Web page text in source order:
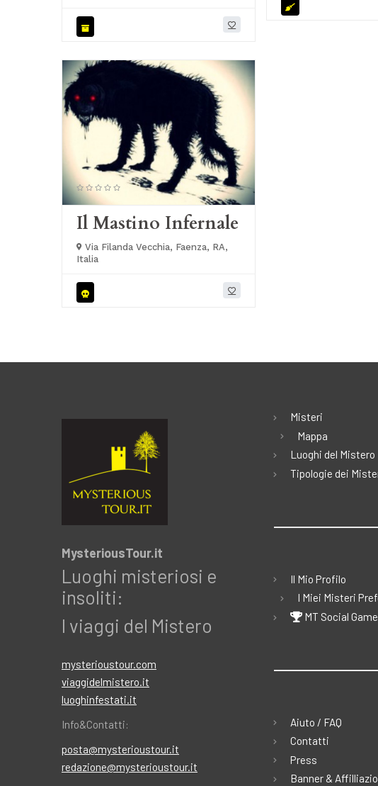
Il Mastino Infernale
Via Filanda Vecchia, Faenza, RA,
Italia
MysteriousTour.it
Luoghi misteriosi e
insoliti:
I viaggi del Mistero
mysterioustour.com
viaggidelmistero.it
luoghinfestati.it
Info&Contatti:
posta@mysterioustour.it
redazione@mysterioustour.it
Misteri
Mappa
Luoghi del Mistero
Tipologie dei
Il Mio Profilo
I Miei Misteri
MT Social Game
Aiuto / FAQ
Contatti
Press
Banner &